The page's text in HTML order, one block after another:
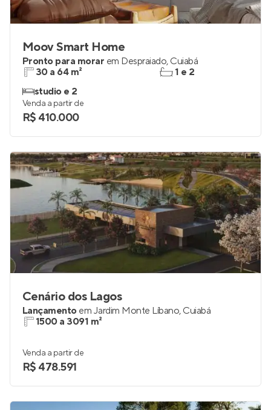
Moov Smart Home
Pronto para morar em Despraiado, Cuiabá
30 a 64 m²
studio e 2
1 e 2
Venda a partir de
R$ 410.000
Cenário dos Lagos
Lançamento em Jardim Monte Líbano, Cuiabá
1500 a 3091 m²
Venda a partir de
R$ 478.591